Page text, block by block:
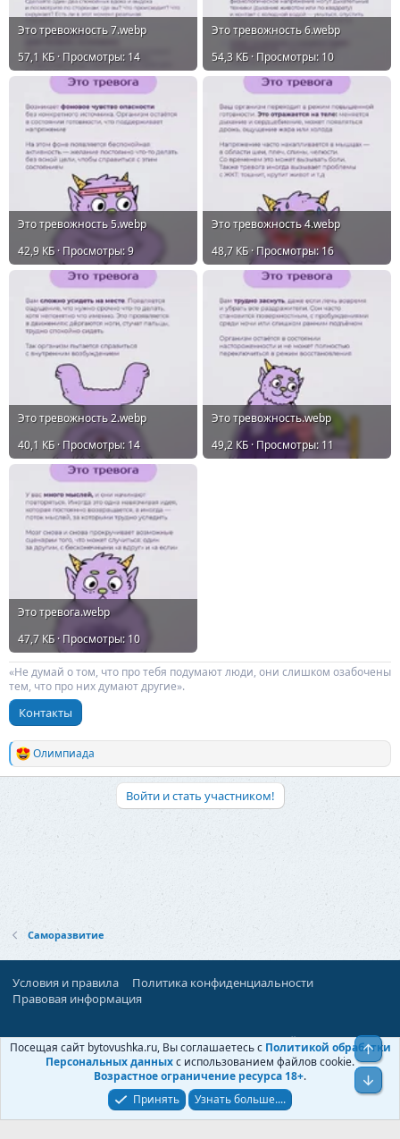
Это тревожность 7.webp
57,1 КБ · Просмотры: 14
Это тревожность 6.webp
54,3 КБ · Просмотры: 10
Это тревожность 5.webp
42,9 КБ · Просмотры: 9
Это тревожность 4.webp
48,7 КБ · Просмотры: 16
Это тревожность 2.webp
40,1 КБ · Просмотры: 14
Это тревожность.webp
49,2 КБ · Просмотры: 11
Это тревога.webp
47,7 КБ · Просмотры: 10
«Не думай о том, что про тебя подумают люди, они слишком озабочены
тем, что про них думают другие».
Контакты
Р
е
Олимпиада
Войти и стать участником!
Саморазвитие
Условия и правила
Политика конфиденциальности
Правовая информация
При поддержке:«Территория Дискуссий»
© Бытовушка, 2025-2026
Посещая сайт bytovushka.ru, Вы соглашаетесь с Политикой обработки
Персональных данныхс использованием файлов cookie.
Возрастное ограничение ресурса 18+.
Принять
Узнать больше....
Верх